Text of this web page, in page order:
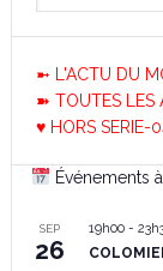
➼ L'ACTU DU
➽ TOUTES LES
♥ HORS
Événements
SEP
26
19h00-